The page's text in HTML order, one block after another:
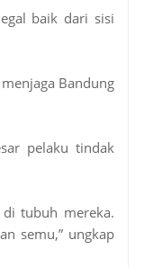
baik dari sisi
Bandung
pelaku tindak
tubuh mereka.
semu,” ungkap